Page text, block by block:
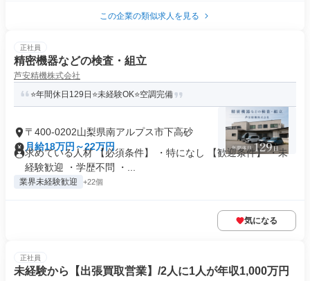
この企業の類似求人を見る
正社員
精密機器などの検査・組立
芦安精機株式会社
⭐年間休日129日⭐未経験OK⭐空調完備
〒400-0202山梨県南アルプス市下高砂
月給18万円～22万円
求めている人材 【必須条件】 ・特になし 【歓迎条件】 ・未
経験歓迎 ・学歴不問 ・...
業界未経験歓迎 +22個
気になる
正社員
未経験から【出張買取営業】/2人に1人が年収1,000万円